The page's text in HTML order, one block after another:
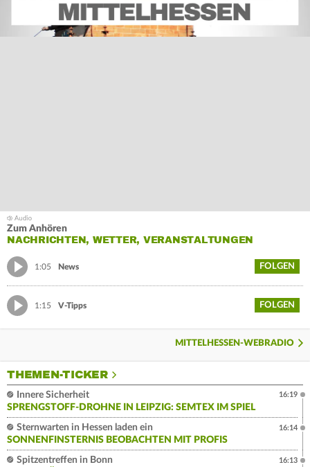
Zum Anhören
NACHRICHTEN, WETTER, VERANSTALTUNGEN
1:05 News FOLGEN
1:15 V-Tipps FOLGEN
MITTELHESSEN-WEBRADIO
THEMEN-TICKER
Innere Sicherheit
SPRENGSTOFF-DROHNE IN LEIPZIG: SEMTEX IM SPIEL
16:19
Sternwarten in Hessen laden ein
SONNENFINSTERNIS BEOBACHTEN MIT PROFIS
16:14
Spitzentreffen in Bonn
16:13